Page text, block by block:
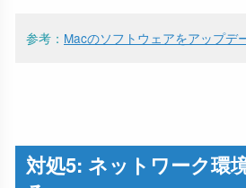
参考： Macのソフトウェアをアップデ
対処5: ネットワーク環